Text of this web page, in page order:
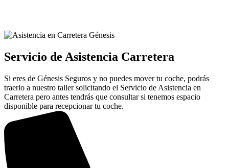
Servicio de Asistencia Carretera
Si eres de Génesis Seguros y no puedes mover tu coche, podrás
traerlo a nuestro taller solicitando el Servicio de Asistencia en
Carretera pero antes tendrás que consultar si tenemos espacio
disponible para recepcionar tu coche.